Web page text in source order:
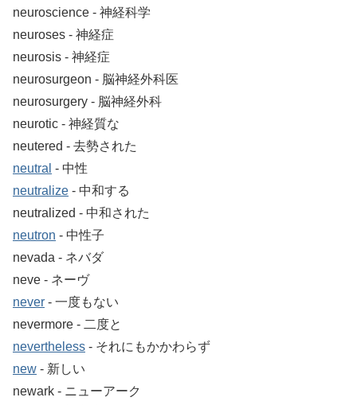
neuroscience ‐ 神経科学
neuroses ‐ 神経症
neurosis ‐ 神経症
neurosurgeon ‐ 脳神経外科医
neurosurgery ‐ 脳神経外科
neurotic ‐ 神経質な
neutered ‐ 去勢された
neutral ‐ 中性
neutralize ‐ 中和する
neutralized ‐ 中和された
neutron ‐ 中性子
nevada ‐ ネバダ
neve ‐ ネーヴ
never ‐ 一度もない
nevermore ‐ 二度と
nevertheless ‐ それにもかかわらず
new ‐ 新しい
newark ‐ ニューアーク